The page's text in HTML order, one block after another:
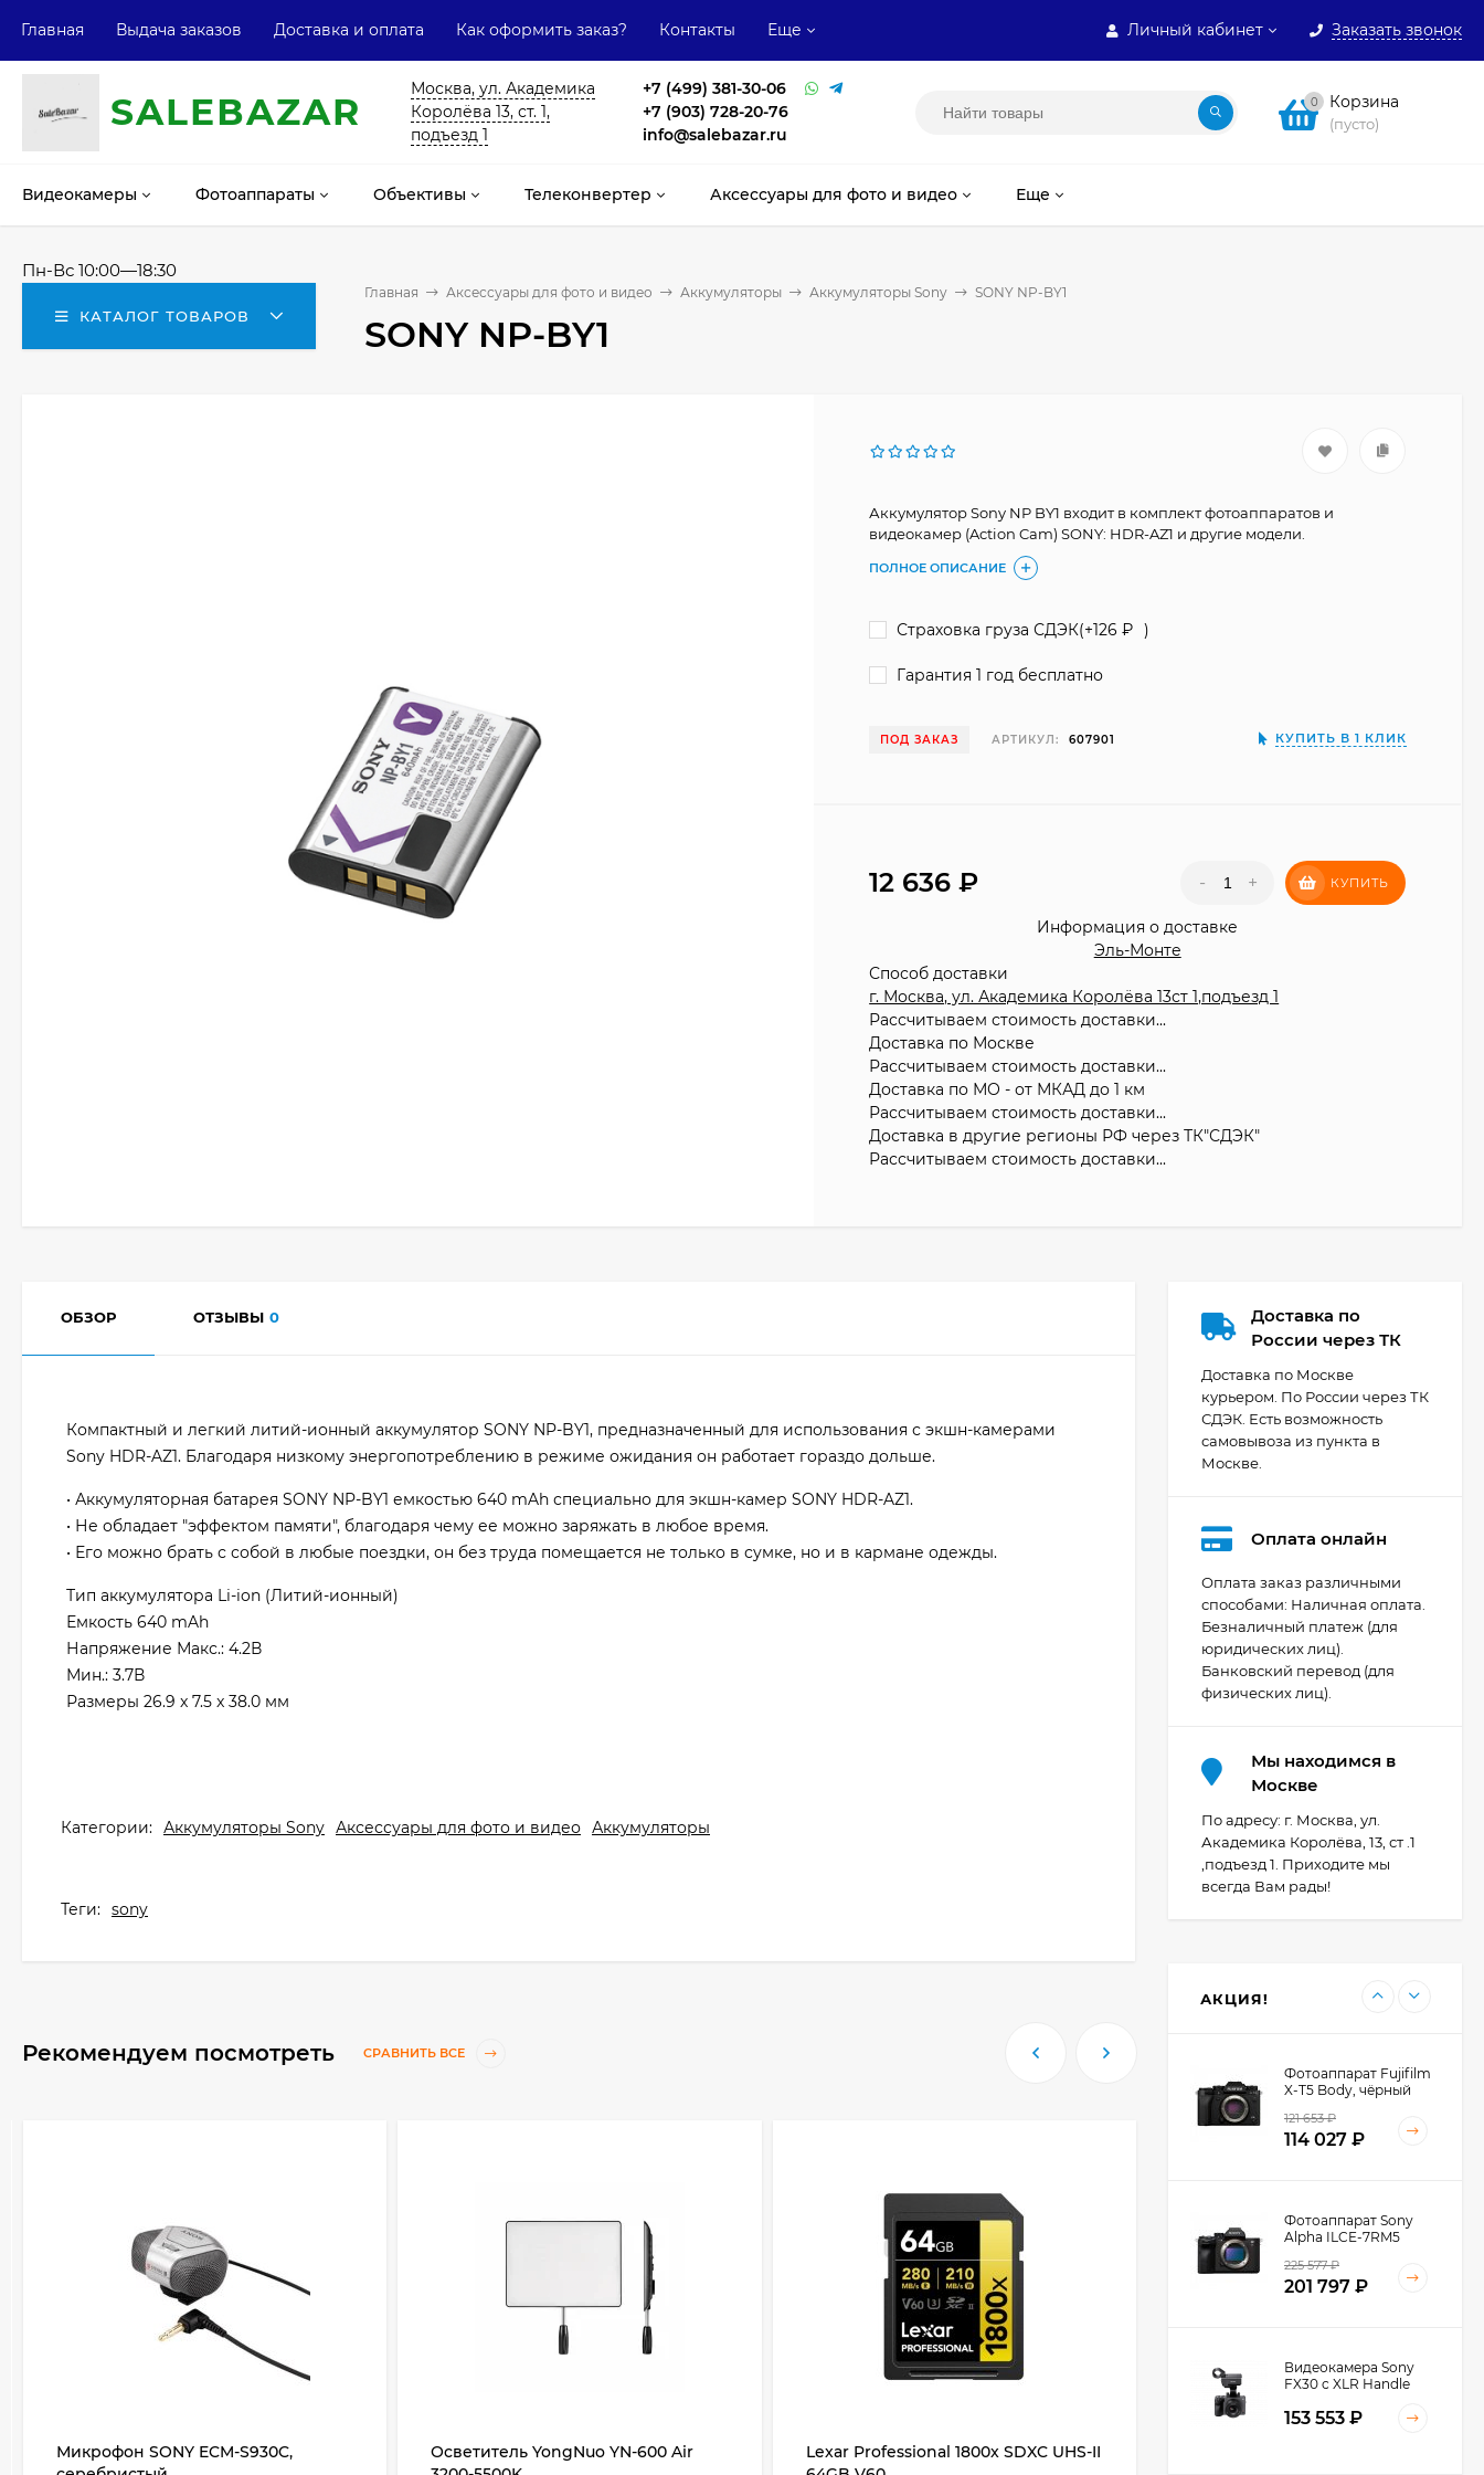
Личный кабинет Заказать звонок
Главная Выдача заказов Доставка и оплата Как оформить заказ? Контакты Еще
SALEВAZAR
Москва, ул. Академика
Королёва 13, ст. 1,
подъезд 1
+7 (499) 381-30-06
+7 (903) 728-20-76
info@salebazar.ru
0 Корзина
(пусто)
Видеокамеры Фотоаппараты Объективы Телеконвертер Аксессуары для фото и видео Еще
Пн-Вс 10:00—18:30
КАТАЛОГ ТОВАРОВ
Главная Аксессуары для фото и видео Аккумуляторы Аккумуляторы Sony SONY NP-BY1
SONY NP-BY1
Аккумулятор Sony NP BY1 входит в комплект фотоаппаратов и
видеокамер (Action Cam) SONY: HDR-AZ1 и другие модели.
ПОЛНОЕ ОПИСАНИЕ
Страховка груза СДЭК(+126 ₽)
Гарантия 1 год бесплатно
ПОД ЗАКАЗ АРТИКУЛ: 607901 КУПИТЬ В 1 КЛИК
12 636 - + КУПИТЬ
Информация о доставке
Эль-Монте
Способ доставки
г. Москва, ул. Академика Королёва 13ст 1,подъезд 1
Рассчитываем стоимость доставки...
Доставка по Москве
Рассчитываем стоимость доставки...
Доставка по МО - от МКАД до 1 км
Рассчитываем стоимость доставки...
Доставка в другие регионы РФ через ТК"СДЭК"
Рассчитываем стоимость доставки...
ОБЗОР ОТЗЫВЫ 0
Компактный и легкий литий-ионный аккумулятор SONY NP-BY1, предназначенный для использования с экшн-камерами
Sony HDR-AZ1. Благодаря низкому энергопотреблению в режиме ожидания он работает гораздо дольше.
• Аккумуляторная батарея SONY NP-BY1 емкостью 640 mAh специально для экшн-камер SONY HDR-AZ1.
• Не обладает "эффектом памяти", благодаря чему ее можно заряжать в любое время.
• Его можно брать с собой в любые поездки, он без труда помещается не только в сумке, но и в кармане одежды.
Тип аккумулятора Li-ion (Литий-ионный)
Емкость 640 mAh
Напряжение Макс.: 4.2В
Мин.: 3.7В
Размеры 26.9 x 7.5 x 38.0 мм
Категории: Аккумуляторы Sony Аксессуары для фото и видео Аккумуляторы
Теги: sony
Рекомендуем посмотреть СРАВНИТЬ ВСЕ
Микрофон SONY ECM-S930C,
Осветитель YongNuo YN-600 Air
Lexar Professional 1800x SDXC UHS-II
Доставка по
России через ТК
Доставка по Москве
курьером. По России через ТК
СДЭК. Есть возможность
самовывоза из пункта в
Москве.
Оплата онлайн
Оплата заказ различными
способами: Наличная оплата.
Безналичный платеж (для
юридических лиц).
Банковский перевод (для
физических лиц).
Мы находимся в
Москве
По адресу: г. Москва, ул.
Академика Королёва, 13, ст .1
,подъезд 1. Приходите мы
всегда Вам рады!
АКЦИЯ!
Видеокамера Canon
XA70, чёрный
200 392 ₽
Фотоаппарат Canon
PowerShot G7X Mark
III, серебристый
107 607 ₽
Фотоаппарат Fujifilm
X-T5 Body, чёрный
121 653
114 027
Фотоаппарат Sony
Alpha ILCE-7RM5
225 577
201 797
Видеокамера Sony
FX30 c XLR Handle
153 553